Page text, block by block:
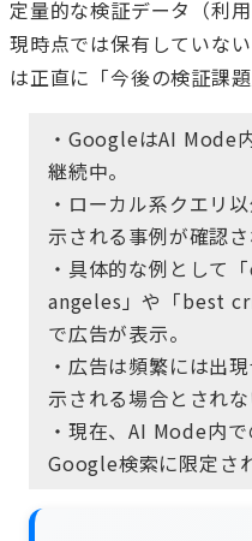
定量的な検証データ（利
現時点では保有していな
は正直に「今後の検証課
・GoogleはAI Mode
継続中。
・ローカル系クエリ
示される事例が確認さ
・具体的な例とし
angeles」や「best
で広告が表示。
・広告は頻繁には出
示される場合とされな
・現在、AI Mode内
Google検索に限定さ